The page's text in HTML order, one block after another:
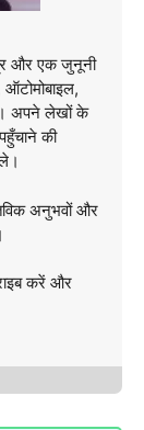
और एक जुनूनी
अपने लेखों के
की
अनुभवों और
करें और